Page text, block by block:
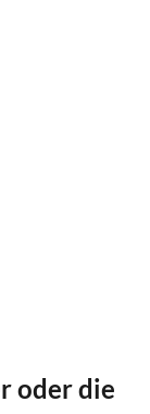
oder die